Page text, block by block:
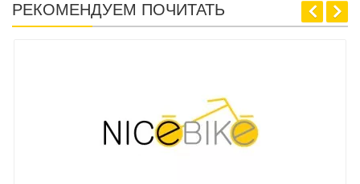
РЕКОМЕНДУЕМ ПОЧИТАТЬ